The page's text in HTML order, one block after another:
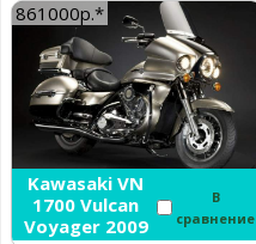
861000р.*
Kawasaki VN
1700 Vulcan
Voyager 2009
В
сравнение